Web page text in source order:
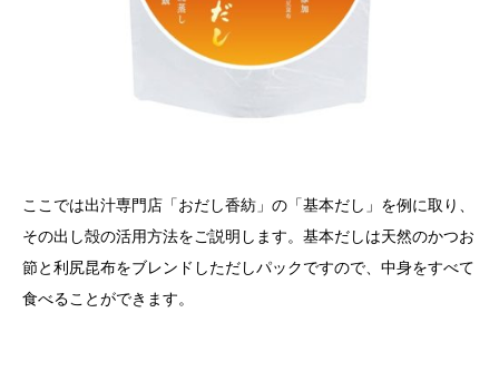
ここでは出汁専門店「おだし香紡」の「基本だし」を例に取り、
その出し殻の活用方法をご説明します。基本だしは天然のかつお
節と利尻昆布をブレンドしただしパックですので、中身をすべて
食べることができます。